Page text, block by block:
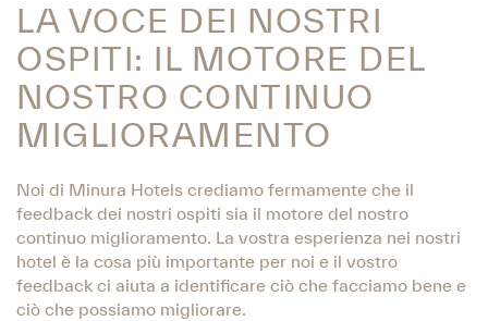
LA VOCE DEI NOSTRI
OSPITI: IL MOTORE DEL
NOSTRO CONTINUO
MIGLIORAMENTO
Noi di Minura Hotels crediamo fermamente che il
feedback dei nostri ospiti sia il motore del nostro
continuo miglioramento. La vostra esperienza nei nostri
hotel è la cosa più importante per noi e il vostro
feedback ci aiuta a identificare ciò che facciamo bene e
ciò che possiamo migliorare.